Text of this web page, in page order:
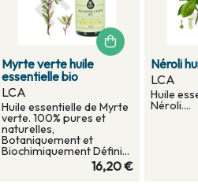
Myrte verte huile
essentielle bio
LCA
Huile essentielle de Myrte
verte. 100% pures et
naturelles,
Botaniquement et
Biochimiquement Défini...
16,20 €
Néroli
LCA
Huile
Néroli....